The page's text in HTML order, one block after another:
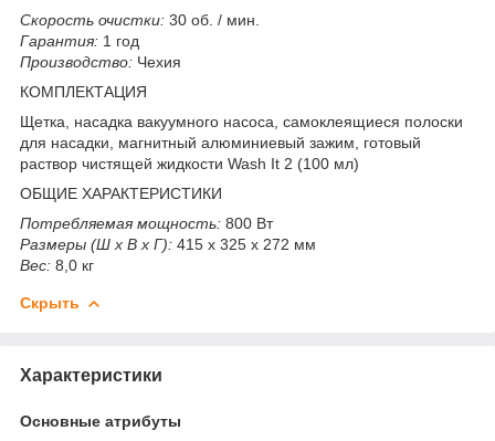
Скорость очистки: 30 об. / мин.
Гарантия: 1 год
Производство: Чехия
КОМПЛЕКТАЦИЯ
Щетка, насадка вакуумного насоса, самоклеящиеся полоски
для насадки, магнитный алюминиевый зажим, готовый
раствор чистящей жидкости Wash It 2 (100 мл)
ОБЩИЕ ХАРАКТЕРИСТИКИ
Потребляемая мощность: 800 Вт
Размеры (Ш х В х Г): 415 х 325 х 272 мм
Вес: 8,0 кг
Скрыть
Характеристики
Основные атрибуты